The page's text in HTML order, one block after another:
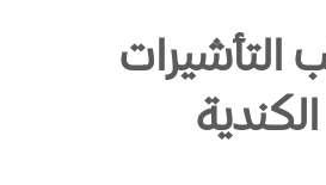
التأشيرات
الكندية